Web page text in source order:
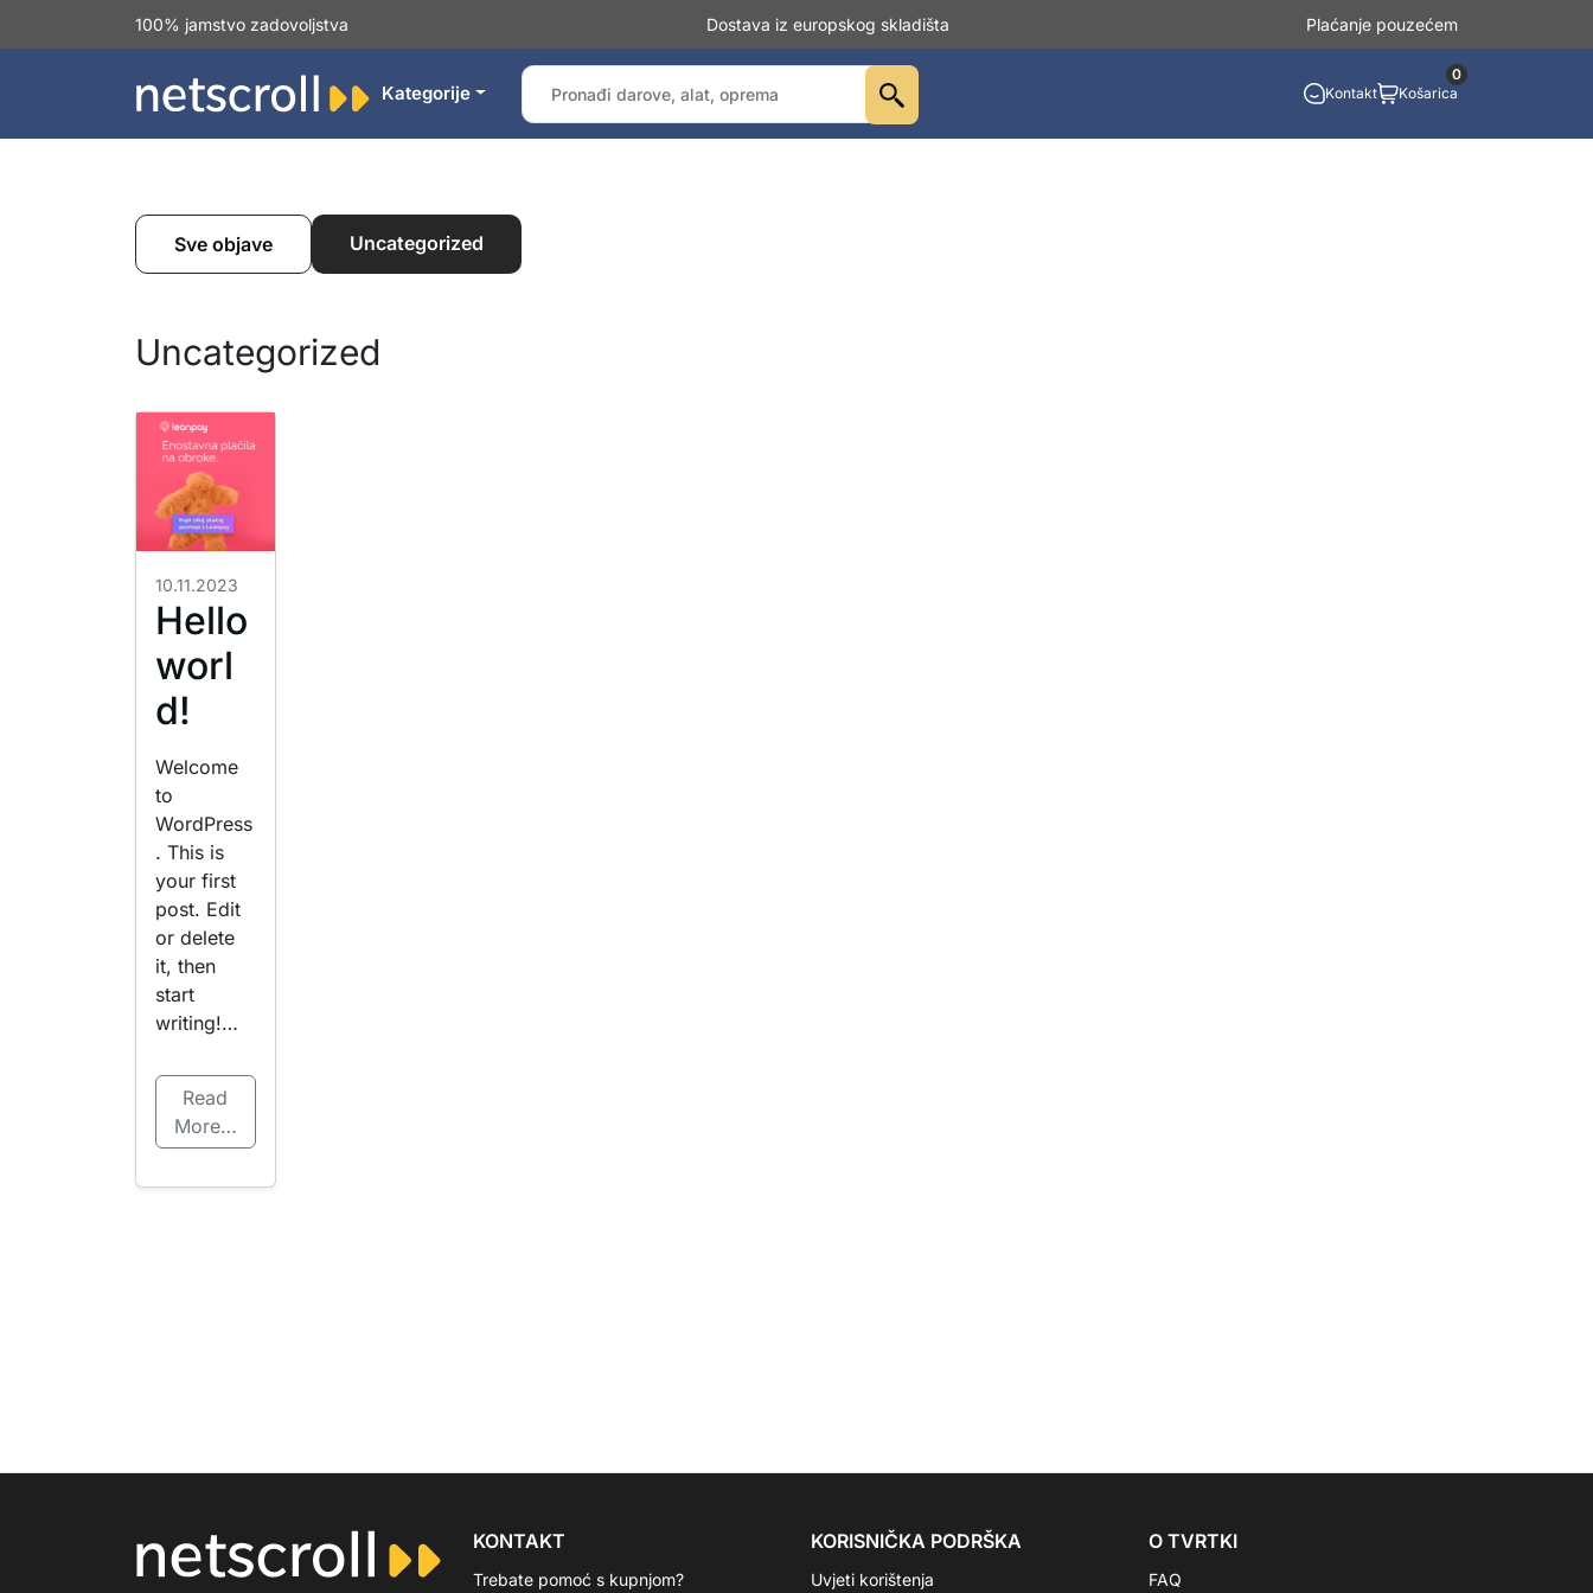
100% jamstvo zadovoljstva Dostava iz europskog skladišta Plaćanje pouzećem
Kategorije Kontakt Košarica
0
Sve objave Uncategorized
Uncategorized
10.11.2023
Hello
worl
d!
Welcome
to
WordPress
. This is
your first
post. Edit
or delete
it, then
start
writing!…
Read
More…
KONTAKT
Trebate pomoć s kupnjom?
KORISNIČKA PODRŠKA
Uvjeti korištenja
O TVRTKI
FAQ